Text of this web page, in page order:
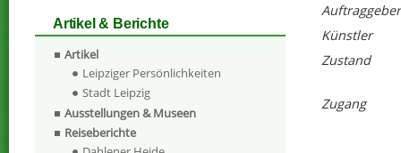
Auftraggeber
Künstler
Zustand
Zugang
Artikel & Berichte
Artikel
Leipziger Persönlichkeiten
Stadt Leipzig
Ausstellungen & Museen
Reiseberichte